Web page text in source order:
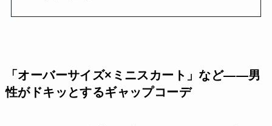
「オーバーサイズ×ミニスカート」など——男
性がドキッとするギャップコーデ